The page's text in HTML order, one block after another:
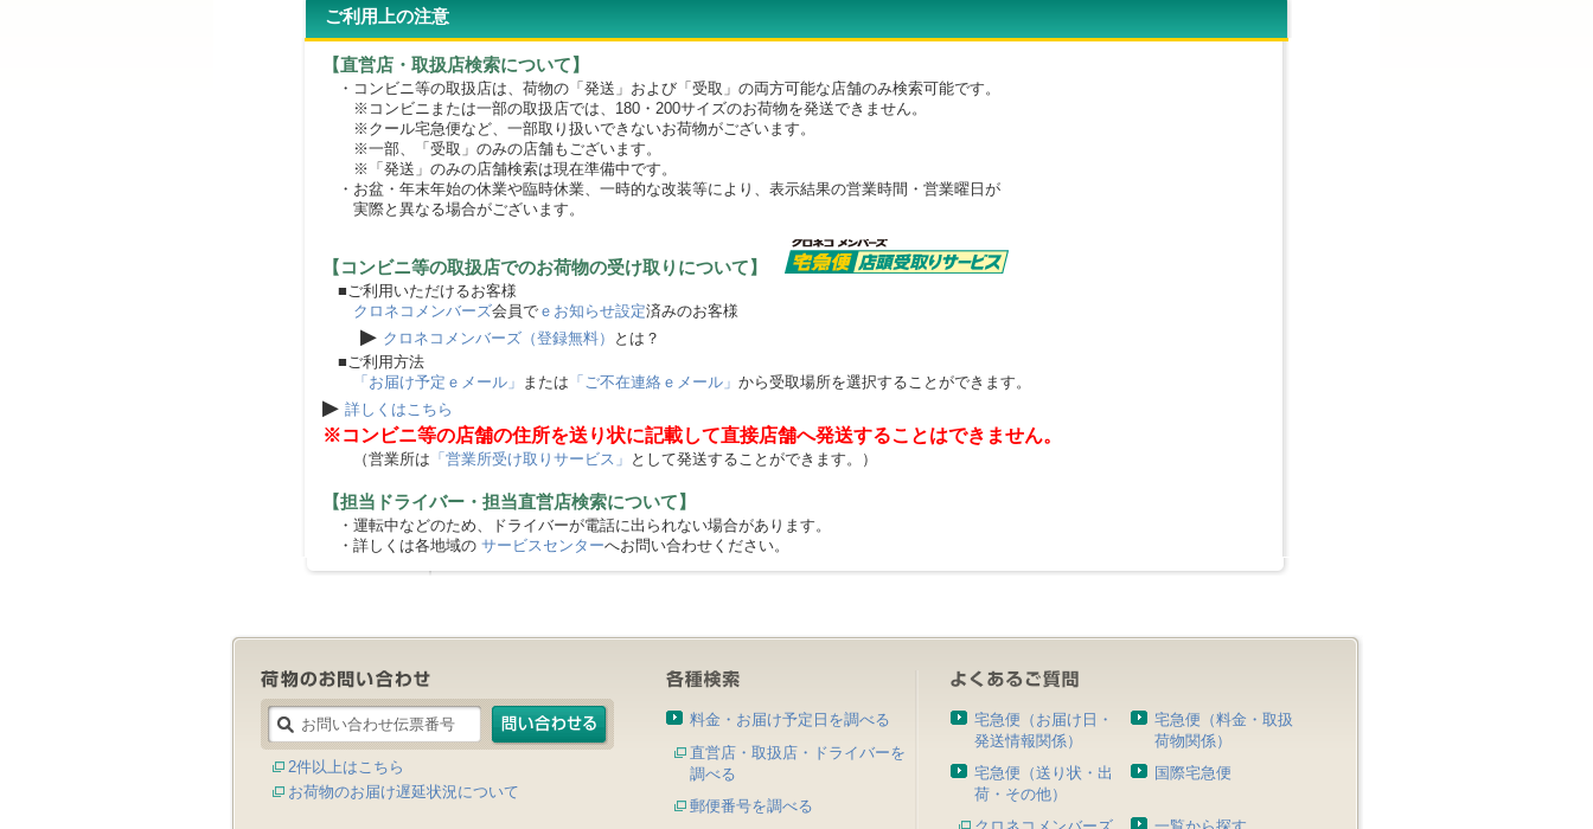
ご利用上の注意
【直営店・取扱店検索について】
・コンビニ等の取扱店は、荷物の「発送」および「受取」の両方可能な店舗のみ検索可能です。
※コンビニまたは一部の取扱店では、180・200サイズのお荷物を発送できません。
※クール宅急便など、一部取り扱いできないお荷物がございます。
※一部、「受取」のみの店舗もございます。
※「発送」のみの店舗検索は現在準備中です。
・お盆・年末年始の休業や臨時休業、一時的な改装等により、表示結果の営業時間・営業曜日が
実際と異なる場合がございます。
【コンビニ等の取扱店でのお荷物の受け取りについて】
■ご利用いただけるお客様
クロネコメンバーズ会員で ｅお知らせ設定済みのお客様
▶ クロネコメンバーズ（登録無料）
とは？
■ご利用方法
「お届け予定ｅメール」 または 「ご不在連絡ｅメール」 から受取場所を選択することができます。
▶ 詳しくはこちら
※コンビニ等の店舗の住所を送り状に記載して直接店舗へ発送することはできません。
（営業所は 「営業所受け取りサービス」 として発送することができます。）
【担当ドライバー・担当直営店検索について】
・運転中などのため、ドライバーが電話に出られない場合があります。
・詳しくは各地域の サービスセンターへお問い合わせください。
2件以上はこちら
お荷物のお届け遅延状況について
料金・お届け予定日を調べる
直営店・取扱店・ドライバーを
調べる
郵便番号を調べる
宅急便（お届け日・
発送情報関係）
宅急便（料金・取扱
荷物関係）
宅急便（送り状・出
荷・その他）
国際宅急便